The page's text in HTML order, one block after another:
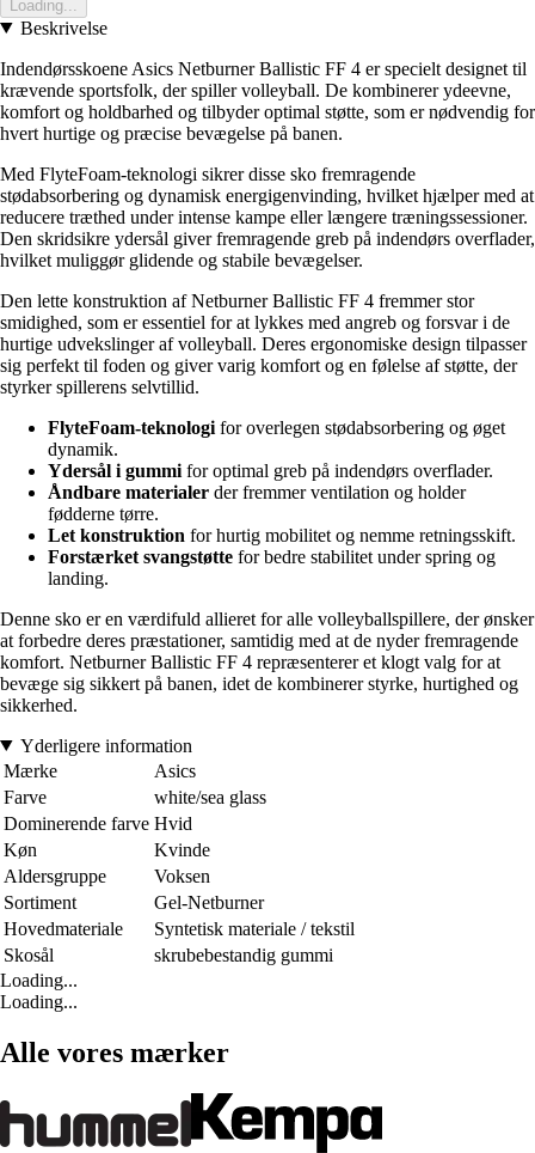
Loading...
Beskrivelse
Indendørsskoene Asics Netburner Ballistic FF 4 er specielt designet til
krævende sportsfolk, der spiller volleyball. De kombinerer ydeevne,
komfort og holdbarhed og tilbyder optimal støtte, som er nødvendig for
hvert hurtige og præcise bevægelse på banen.
Med FlyteFoam-teknologi sikrer disse sko fremragende
stødabsorbering og dynamisk energigenvinding, hvilket hjælper med at
reducere træthed under intense kampe eller længere træningssessioner.
Den skridsikre ydersål giver fremragende greb på indendørs overflader,
hvilket muliggør glidende og stabile bevægelser.
Den lette konstruktion af Netburner Ballistic FF 4 fremmer stor
smidighed, som er essentiel for at lykkes med angreb og forsvar i de
hurtige udvekslinger af volleyball. Deres ergonomiske design tilpasser
sig perfekt til foden og giver varig komfort og en følelse af støtte, der
styrker spillerens selvtillid.
FlyteFoam-teknologi for overlegen stødabsorbering og øget
dynamik.
Ydersål i gummi for optimal greb på indendørs overflader.
Åndbare materialer der fremmer ventilation og holder
fødderne tørre.
Let konstruktion for hurtig mobilitet og nemme retningsskift.
Forstærket svangstøtte for bedre stabilitet under spring og
landing.
Denne sko er en værdifuld allieret for alle volleyballspillere, der ønsker
at forbedre deres præstationer, samtidig med at de nyder fremragende
komfort. Netburner Ballistic FF 4 repræsenterer et klogt valg for at
bevæge sig sikkert på banen, idet de kombinerer styrke, hurtighed og
sikkerhed.
Yderligere information
Mærke
Asics
Farve
white/sea glass
Dominerende farve Hvid
Køn
Kvinde
Aldersgruppe
Voksen
Sortiment
Gel-Netburner
Hovedmateriale
Syntetisk materiale / tekstil
Skosål
skrubebestandig gummi
Loading...
Loading...
Alle vores mærker